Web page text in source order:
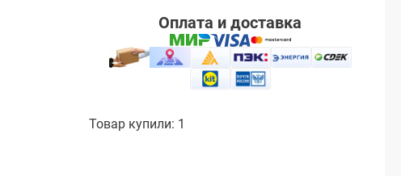
Оплата и доставка
Товар купили: 1